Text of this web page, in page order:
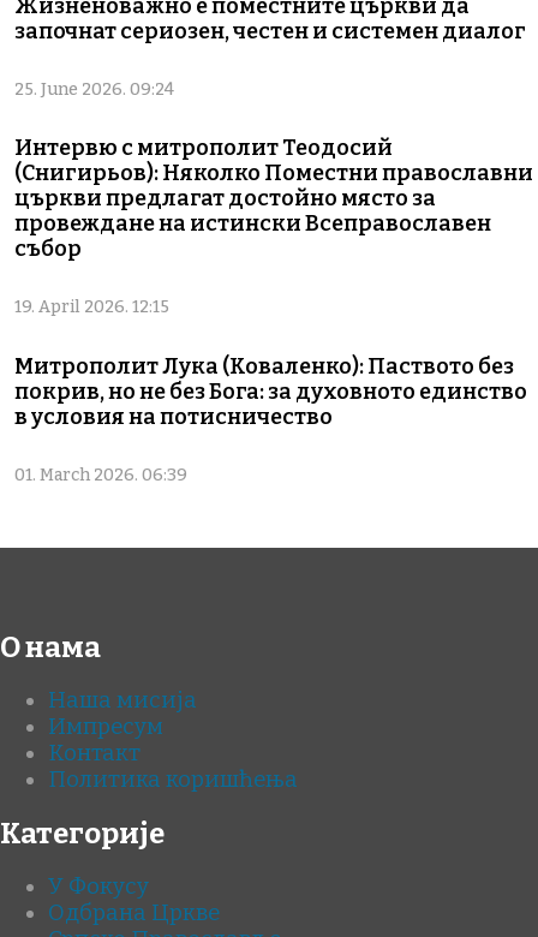
Жизненоважно е поместните църкви да
започнат сериозен, честен и системен диалог
25. June 2026. 09:24
Интервю с митрополит Теодосий
(Снигирьов): Няколко Поместни православни
църкви предлагат достойно място за
провеждане на истински Всеправославен
събор
19. April 2026. 12:15
Митрополит Лука (Коваленко): Паството без
покрив, но не без Бога: за духовното единство
в условия на потисничество
01. March 2026. 06:39
О нама
Наша мисија
Импресум
Контакт
Политика коришћења
Категорије
У Фокусу
Одбрана Цркве